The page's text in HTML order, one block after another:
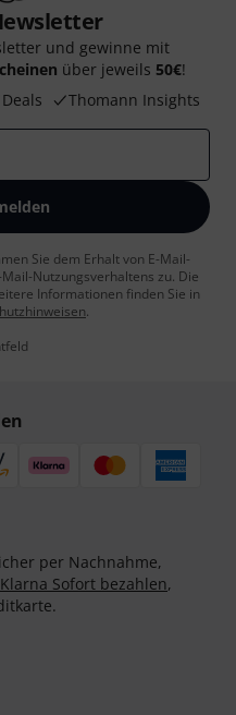
und gewinne mit
über jeweils 50€!
Deals Thomann Insights
Sie dem Erhalt von E-Mail-
Nutzungsverhaltens zu. Die
Informationen finden Sie in
.
per Nachnahme,
Klarna Sofort bezahlen,